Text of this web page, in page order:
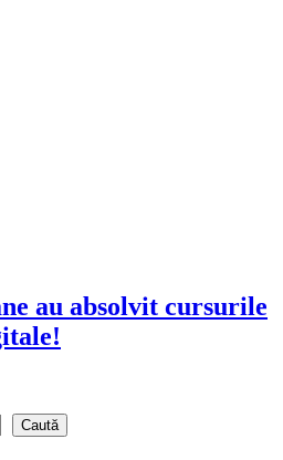
au absolvit cursurile
Caută